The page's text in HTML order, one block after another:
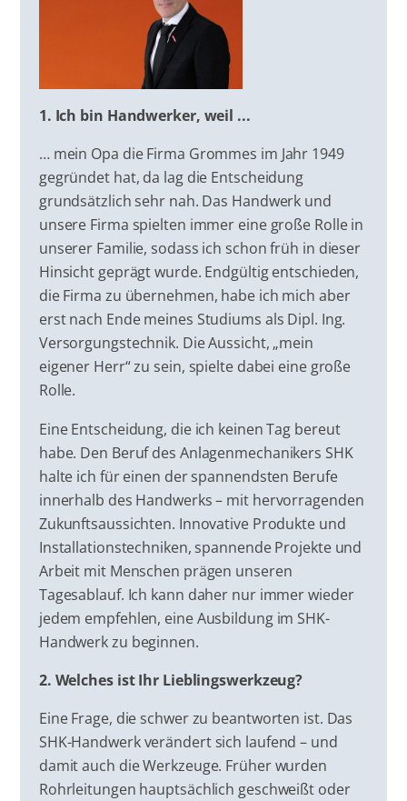
1. Ich bin Handwerker, weil ...
… mein Opa die Firma Grommes im Jahr 1949
gegründet hat, da lag die Entscheidung
grundsätzlich sehr nah. Das Handwerk und
unsere Firma spielten immer eine große Rolle in
unserer Familie, sodass ich schon früh in dieser
Hinsicht geprägt wurde. Endgültig entschieden,
die Firma zu übernehmen, habe ich mich aber
erst nach Ende meines Studiums als Dipl. Ing.
Versorgungstechnik. Die Aussicht, „mein
eigener Herr“ zu sein, spielte dabei eine große
Rolle.
Eine Entscheidung, die ich keinen Tag bereut
habe. Den Beruf des Anlagenmechanikers SHK
halte ich für einen der spannendsten Berufe
innerhalb des Handwerks – mit hervorragenden
Zukunftsaussichten. Innovative Produkte und
Installationstechniken, spannende Projekte und
Arbeit mit Menschen prägen unseren
Tagesablauf. Ich kann daher nur immer wieder
jedem empfehlen, eine Ausbildung im SHK-
Handwerk zu beginnen.
2. Welches ist Ihr Lieblingswerkzeug?
Eine Frage, die schwer zu beantworten ist. Das
SHK-Handwerk verändert sich laufend – und
damit auch die Werkzeuge. Früher wurden
Rohrleitungen hauptsächlich geschweißt oder